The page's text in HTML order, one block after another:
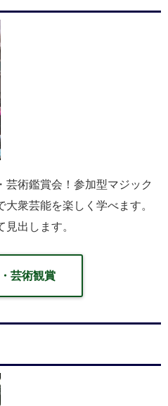
芸術鑑賞会！参加型マジック
衆芸能を楽しく学べます。
見出します。
芸術観賞